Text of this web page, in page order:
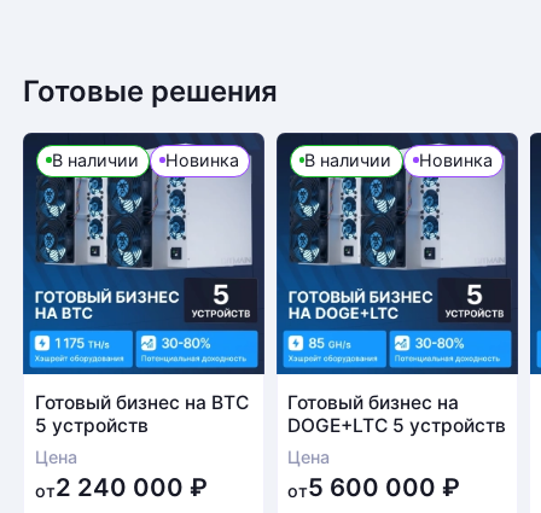
Готовые решения
В наличии Новинка
Готовый бизнес на BTC
5 устройств
Цена
от2 240 000 ₽
В наличии Новинка
Готовый бизнес на
DOGE+LTC 5 устройств
Цена
от5 600 000₽